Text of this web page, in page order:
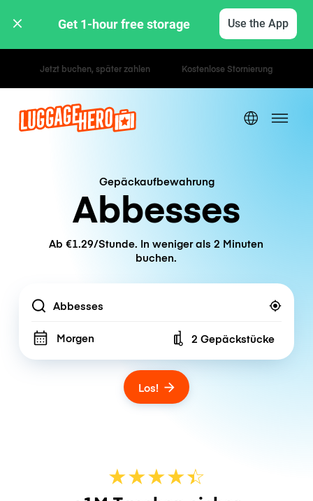
Get 1-hour free storage Use the App
Stunden- / Tagestarife
Gepäckaufbewahrung
Abbesses
Ab €1.29/Stunde. In weniger als 2 Minuten
buchen.
Location
Morgen Number of bags
2 Gepäckstücke
Los!
★★★★☆
★